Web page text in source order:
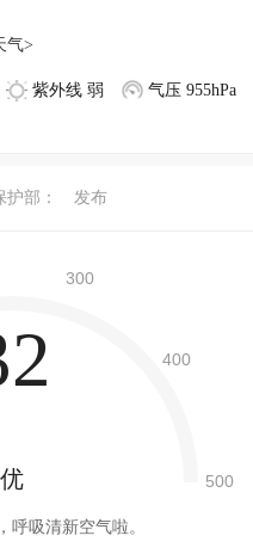
气>
紫外线 弱 气压 955hPa
部： 发布
优
呼吸清新空气啦。